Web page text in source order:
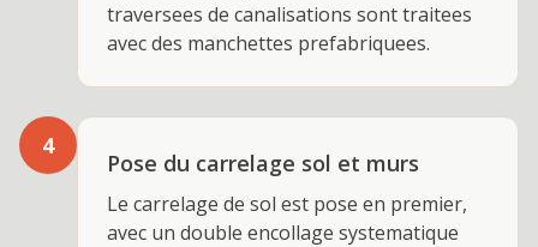
traversees de canalisations sont traitees
avec des manchettes prefabriquees.
4
Pose du carrelage sol et murs
Le carrelage de sol est pose en premier,
avec un double encollage systematique